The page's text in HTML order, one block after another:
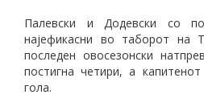
Палевски и Додевски со
најефикасни во таборот на
последен овосезонски
постигна четири, а
гола.